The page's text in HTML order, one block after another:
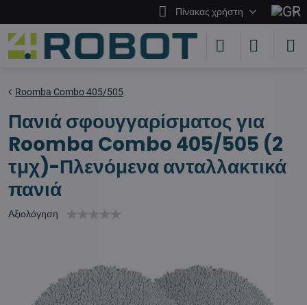
Πίνακας χρήστη
Roomba Combo 405/505
Πανιά σφουγγαρίσματος για
Roomba Combo 405/505 (2
τμχ)-Πλενόμενα ανταλλακτικά
πανιά
Αξιολόγηση